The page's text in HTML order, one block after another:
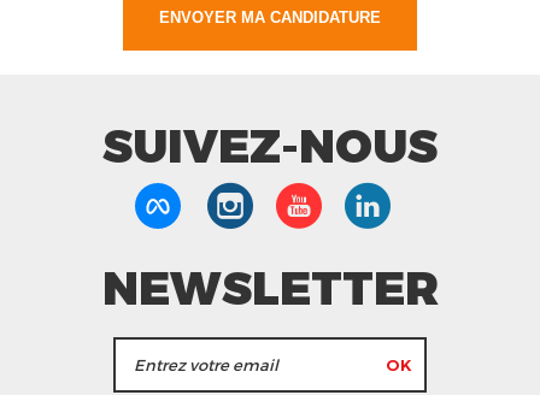
SUIVEZ-NOUS
NEWSLETTER